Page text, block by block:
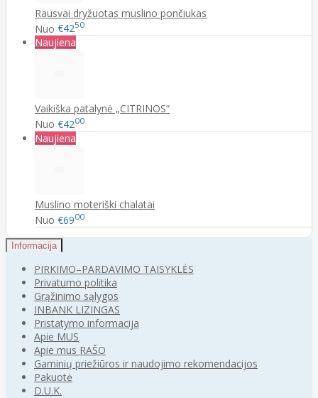
Rausvai dryžuotas muslino pončiukas
Nuo €4250
Naujiena
Vaikiška patalynė „CITRINOS“
Nuo €4200
Naujiena
Muslino moteriški chalatai
Nuo €6900
Informacija
PIRKIMO–PARDAVIMO TAISYKLĖS
Privatumo politika
Grąžinimo sąlygos
INBANK LIZINGAS
Pristatymo informacija
Apie MUS
Apie mus RAŠO
Gaminių priežiūros ir naudojimo rekomendacijos
Pakuotė
D.U.K.